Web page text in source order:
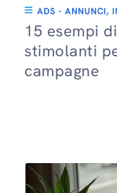
ADS - ANNUNCI,
15 esempi
stimolanti
campagne